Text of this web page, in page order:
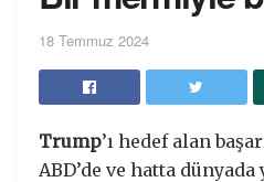
18 Temmuz 2024
Trump’ı hedef alan
ABD’de ve hatta